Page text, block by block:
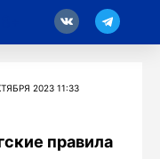
2023 11:33
правила